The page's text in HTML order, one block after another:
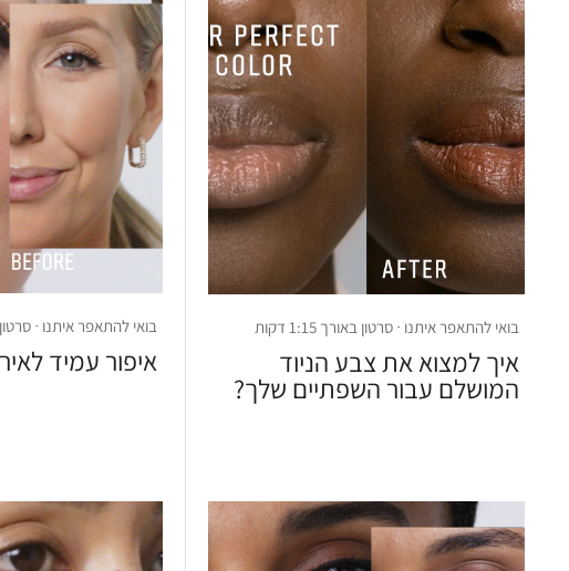
בואי להתאפר איתנו · סרטון באורך 1:15 דקות
איך למצוא את צבע הניוד
המושלם עבור השפתיים שלך?
בואי להתאפר איתנו · סרטון באורך
איפור עמיד